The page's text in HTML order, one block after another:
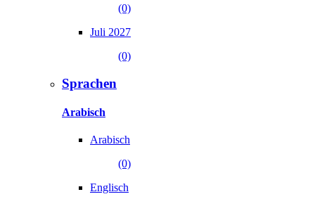
(0)
Juli 2027
(0)
Sprachen
Arabisch
Arabisch
(0)
Englisch